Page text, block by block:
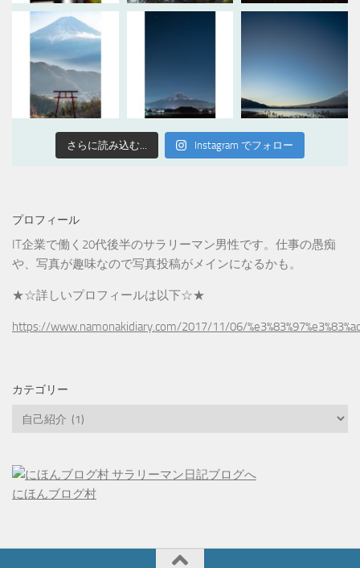
さらに読み込む... Instagram でフォロー
プロフィール
IT企業で働く20代後半のサラリーマン男性です。仕事の愚痴
や、写真が趣味なので写真投稿がメインになるかも。
★☆詳しいプロフィールは以下☆★
https://www.namonakidiary.com/2017/11/06/
カテゴリー
リ
ー
にほんブログ村